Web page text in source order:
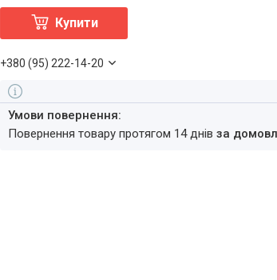
Купити
+380 (95) 222-14-20
повернення товару протягом 14 днівза